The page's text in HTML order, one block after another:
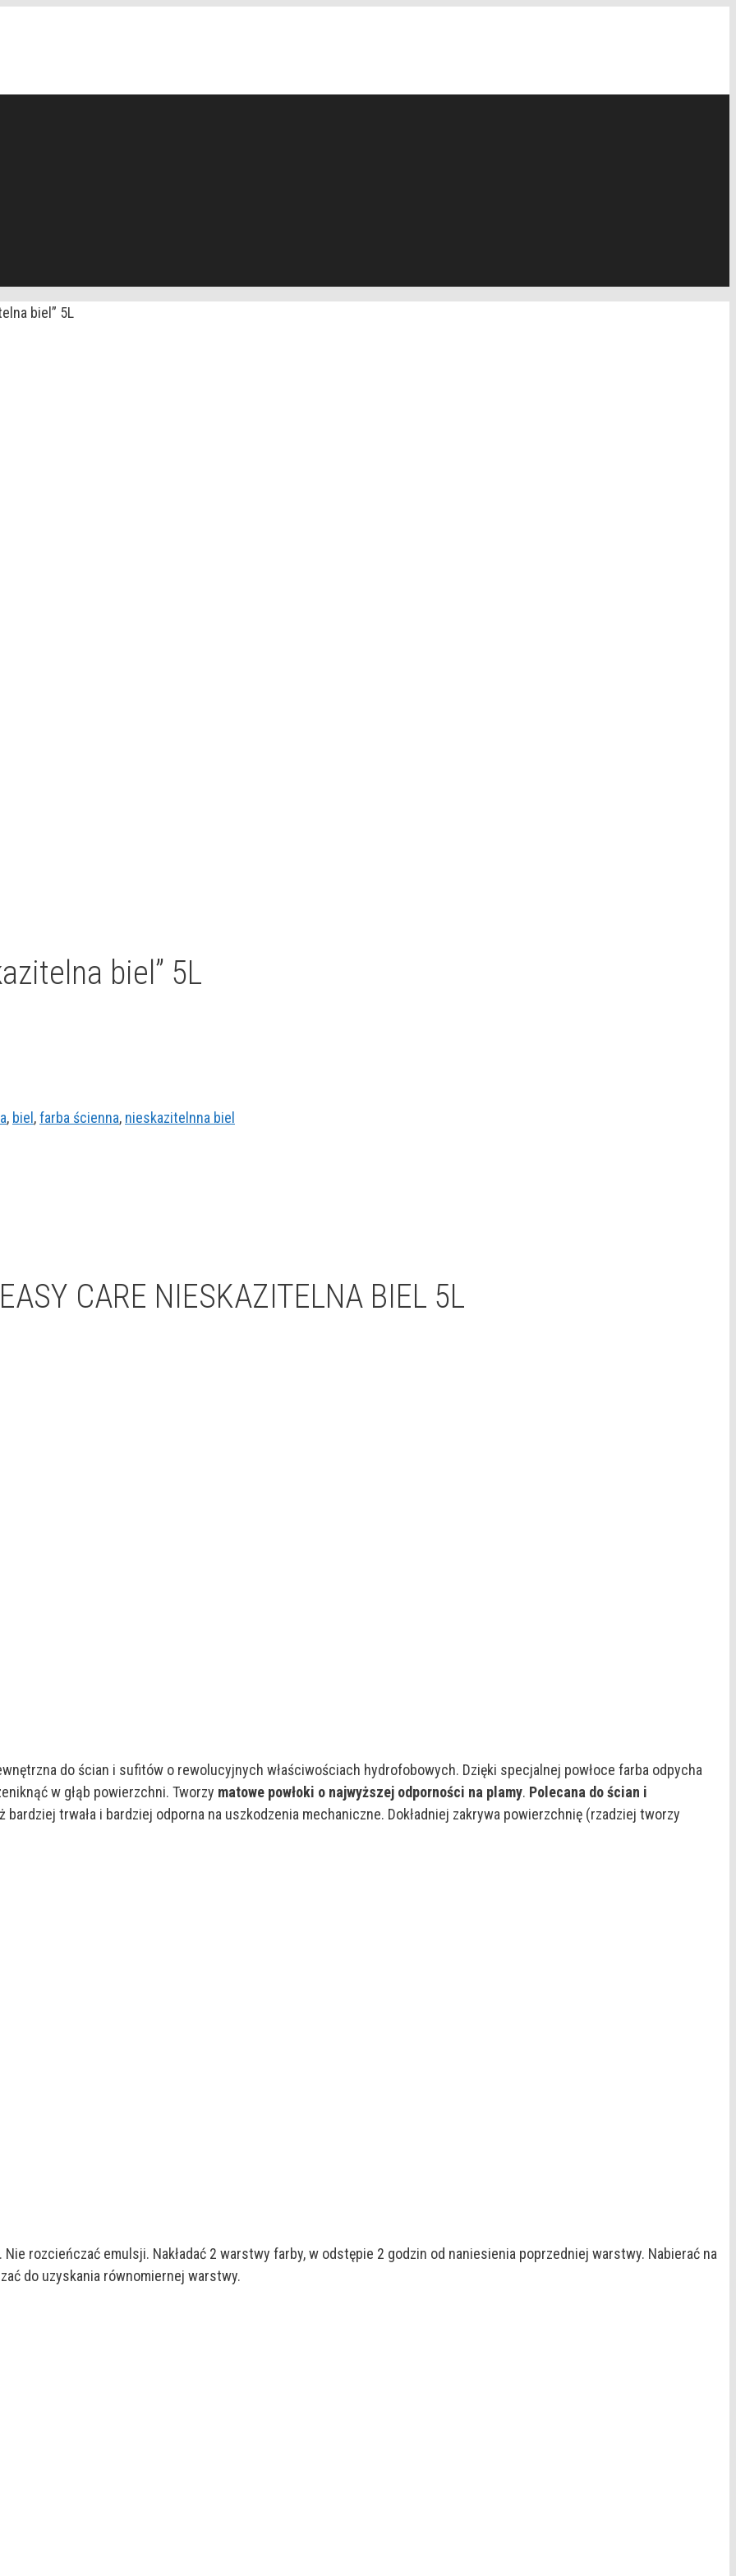
biel” 5L
biel” 5L
, biel ,farba ścienna, nieskazitelnna biel
CARE NIESKAZITELNA BIEL 5L
do ścian i sufitów o rewolucyjnych właściwościach hydrofobowych. Dzięki specjalnej powłoce farba odpycha
w głąb powierzchni. Tworzy matowe powłoki o najwyższej odporności na plamy. Polecana do ścian i
bardziej trwała i bardziej odporna na uszkodzenia mechaniczne. Dokładniej zakrywa powierzchnię (rzadziej tworzy
rozcieńczać emulsji. Nakładać 2 warstwy farby, w odstępie 2 godzin od naniesienia poprzedniej warstwy. Nabierać na
do uzyskania równomiernej warstwy.